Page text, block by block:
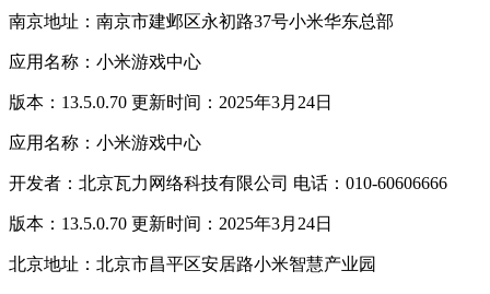
南京地址：南京市建邺区永初路37号小米华东总部
应用名称：小米游戏中心
版本：13.5.0.70 更新时间：2025年3月24日
应用名称：小米游戏中心
开发者：北京瓦力网络科技有限公司 电话：010-60606666
版本：13.5.0.70 更新时间：2025年3月24日
北京地址：北京市昌平区安居路小米智慧产业园